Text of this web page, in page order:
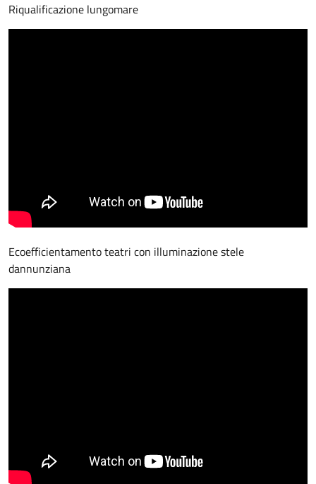
Riqualificazione lungomare
Ecoefficientamento teatri con illuminazione stele
dannunziana